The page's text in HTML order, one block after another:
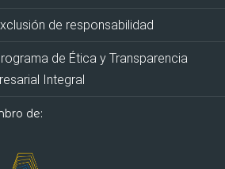
de responsabilidad
de Ética y Transparencia
Integral
de: